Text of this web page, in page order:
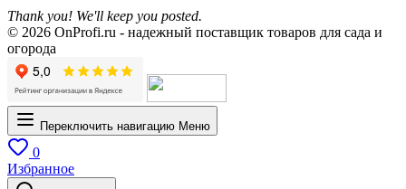
Thank you! We'll keep you posted.
© 2026 OnProfi.ru - надежный поставщик товаров для сада и
огорода
Переключить навигацию Меню
0
Избранное